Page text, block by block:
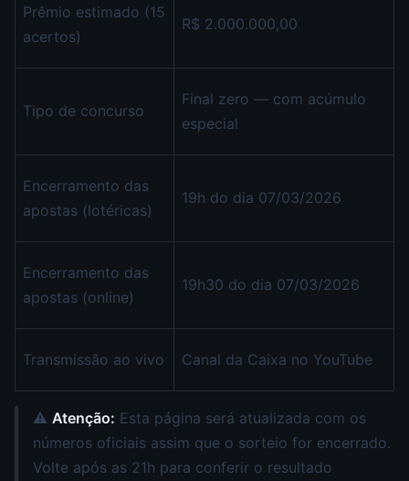
Prêmio estimado (15
acertos)
R$ 2.000.000,00
Tipo de concurso
Final zero — com acúmulo
especial
Encerramento das
apostas (lotéricas)
19h do dia 07/03/2026
Encerramento das
apostas (online)
19h30 do dia 07/03/2026
Transmissão ao vivo Canal da Caixa no YouTube
⚠️ Atenção: Esta página será atualizada com os
números oficiais assim que o sorteio for encerrado.
Volte após as 21h para conferir o resultado